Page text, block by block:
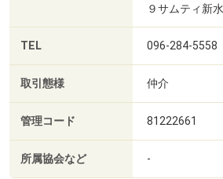
９サムティ新
TEL 096-284-5558
取引態様 仲介
管理コード 81222661
所属協会など -